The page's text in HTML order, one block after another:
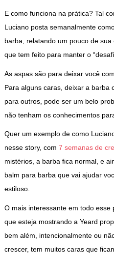
E como funciona na prática? Tal
Luciano posta semanalmente
barba, relatando um pouco de
que tem feito para manter o
As aspas são para deixar você
Para alguns caras, deixar a barba
para outros, pode ser um belo
não tenham os conhecimentos
Quer um exemplo de como
nesse story, com 7 semanas de
mistérios, a barba fica normal, e
balm para barba que vai ajudar
estiloso.
O mais interessante em todo esse
que esteja mostrando a Yeard
bem além, intencionalmente ou
crescer, tem muitos caras que